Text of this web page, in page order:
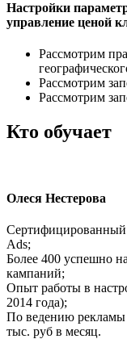
Настройки
управление ценой
Рассмотрим
Рассмотрим
Рассмотрим
Кто обучает
Олеся Нестерова
Сертифицированный
Ads;
Более 400 успешно
кампаний;
Опыт работы в
2014 года);
По ведению рекламы
тыс. руб в месяц.